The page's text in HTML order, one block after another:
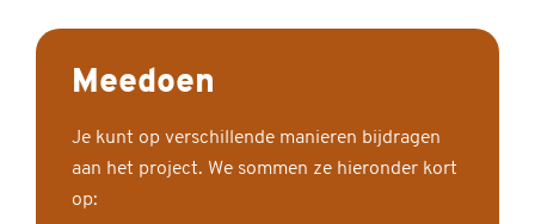
Meedoen
Je kunt op verschillende manieren bijdragen
aan het project. We sommen ze hieronder kort
op: